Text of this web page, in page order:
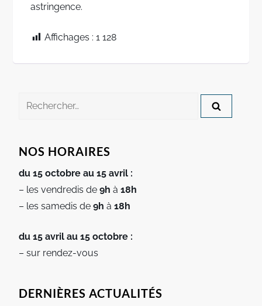
astringence.
Affichages : 1 128
Rechercher :
NOS HORAIRES
du 15 octobre au 15 avril :
– les vendredis de9h à18h
– les samedis de9h à18h
du 15 avril au 15 octobre :
– sur rendez-vous
DERNIÈRES ACTUALITÉS